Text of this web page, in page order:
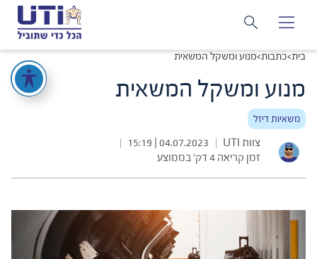
בית>כתבות>מנוע ומשקל המשאית
מנוע ומשקל המשאית
משאיות דיזל
צוות UTI 04.07.2023 | 15:19
זמן קריאה 4 דק׳ בממוצע